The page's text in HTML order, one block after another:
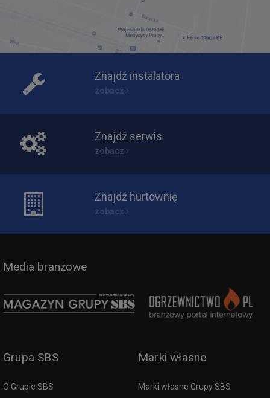
Znajdź instalatora
zobacz
Znajdź serwis
zobacz
Znajdź hurtownię
zobacz
Media branżowe
Grupa SBS
O Grupie SBS
Marki własne
Marki własne Grupy SBS